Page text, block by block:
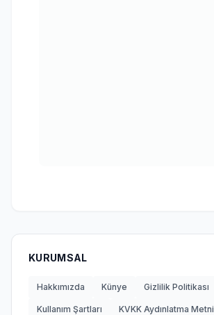
KURUMSAL
Hakkımızda Künye Gizlilik Politikası
Kullanım Şartları KVKK Aydınlatma Metni